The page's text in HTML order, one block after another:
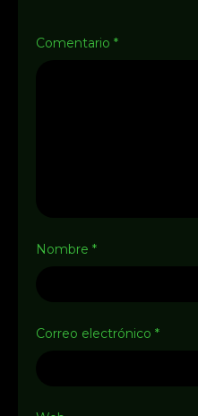
Comentario *
Nombre *
Correo electrónico *